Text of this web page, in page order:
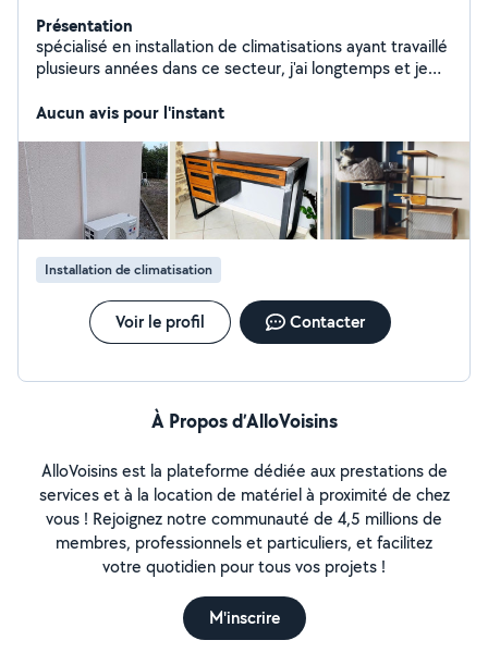
Présentation
spécialisé en installation de climatisations ayant travaillé
plusieurs années dans ce secteur, j'ai longtemps et je
Aucun avis pour l'instant
Installation de climatisation
Voir le profil Contacter
À Propos d’AlloVoisins
AlloVoisins est la plateforme dédiée aux prestations de
services et à la location de matériel à proximité de chez
vous ! Rejoignez notre communauté de 4,5 millions de
membres, professionnels et particuliers, et facilitez
votre quotidien pour tous vos projets !
M'inscrire